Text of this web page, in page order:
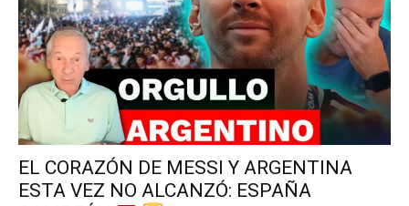
EL CORAZÓN DE MESSI Y ARGENTINA
ESTA VEZ NO ALCANZÓ: ESPAÑA